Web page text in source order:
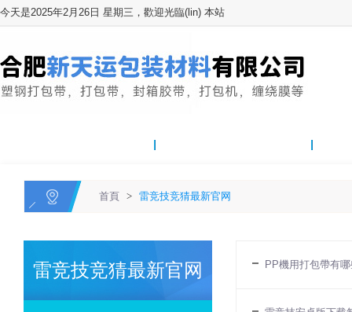
今天是2025年2月26日 星期三，歡迎光臨(lin) 本站
首頁 > 雷竞技竞猜最新官网
雷竞技竞猜最新官网 PP機用打包帶有